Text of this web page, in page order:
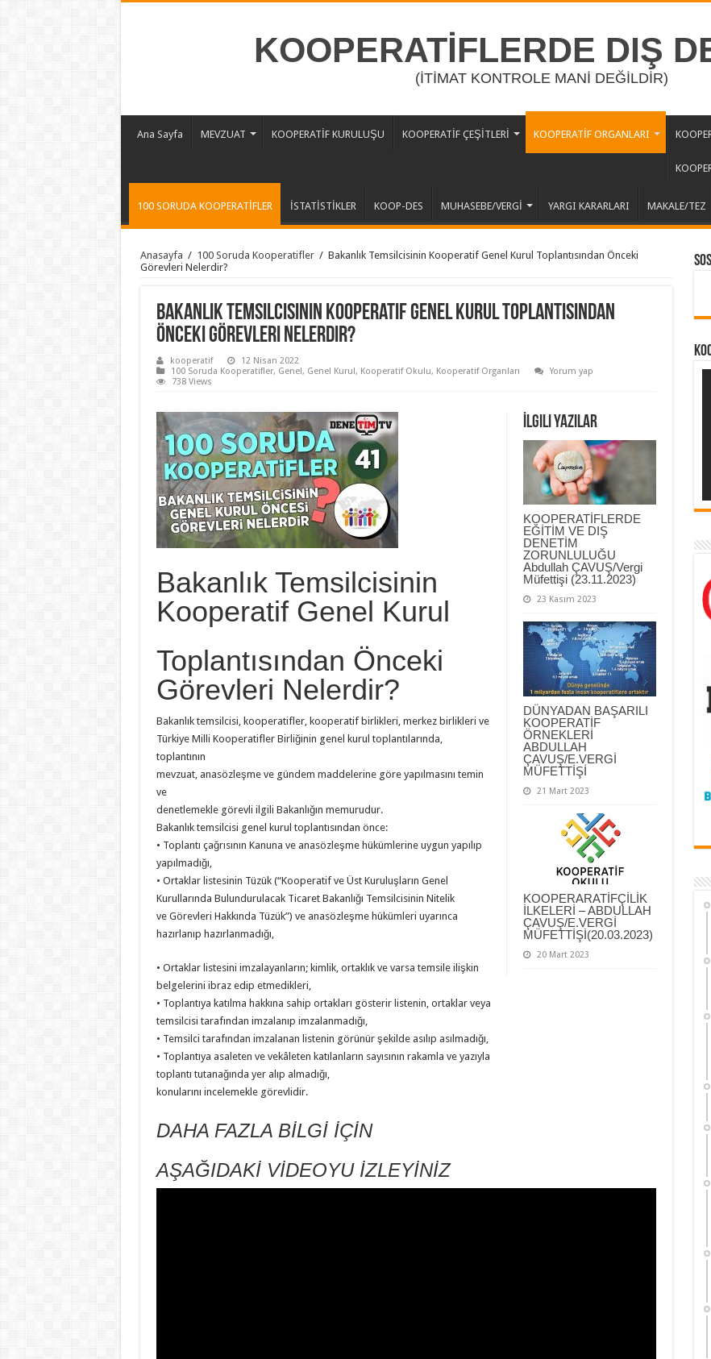
KOOPERATİFLERDE DIŞ
(İTİMAT KONTROLE MANİ DEĞİLDİR)
Ana Sayfa MEVZUAT KOOPERATİF KURULUŞU KOOPERATİF ÇEŞİTLERİ KOOPERATİF ORGANLARI
100 SORUDA KOOPERATİFLER İSTATİSTİKLER KOOP-DES MUHASEBE/VERGİ YARGI KARARLARI MAKALE/TEZ
Anasayfa / 100 Soruda Kooperatifler / Bakanlık Temsilcisinin Kooperatif Genel Kurul Toplantısından Önceki
Görevleri Nelerdir?
Bakanlık Temsilcisinin Kooperatif Genel Kurul Toplantısından
Önceki Görevleri Nelerdir?
kooperatif
12 Nisan 2022
100 Soruda Kooperatifler, Genel, Genel Kurul, Kooperatif Okulu, Kooperatif Organları
Yorum yap
738 Views
İlgili Yazılar
KOOPERATİFLERDE
EĞİTİM VE DIŞ
DENETİM
ZORUNLULUĞU
Abdullah ÇAVUŞ/Vergi
Müfettişi (23.11.2023)
23 Kasım 2023
DÜNYADAN BAŞARILI
KOOPERATİF
ÖRNEKLERİ
ABDULLAH
ÇAVUŞ/E.VERGİ
MÜFETTİŞİ
21 Mart 2023
KOOPERARATİFÇİLİK
İLKELERİ – ABDULLAH
ÇAVUŞ/E.VERGİ
MÜFETTİŞİ(20.03.2023)
20 Mart 2023
Bakanlık Temsilcisinin
Kooperatif Genel Kurul
Toplantısından Önceki
Görevleri Nelerdir?
Bakanlık temsilcisi, kooperatifler, kooperatif birlikleri, merkez birlikleri ve
Türkiye Milli Kooperatifler Birliğinin genel kurul toplantılarında,
toplantının
mevzuat, anasözleşme ve gündem maddelerine göre yapılmasını temin
ve
denetlemekle görevli ilgili Bakanlığın memurudur.
Bakanlık temsilcisi genel kurul toplantısından önce:
• Toplantı çağrısının Kanuna ve anasözleşme hükümlerine uygun yapılıp
yapılmadığı,
• Ortaklar listesinin Tüzük (“Kooperatif ve Üst Kuruluşların Genel
Kurullarında Bulundurulacak Ticaret Bakanlığı Temsilcisinin Nitelik
ve Görevleri Hakkında Tüzük”) ve anasözleşme hükümleri uyarınca
hazırlanıp hazırlanmadığı,
• Ortaklar listesini imzalayanların; kimlik, ortaklık ve varsa temsile ilişkin
belgelerini ibraz edip etmedikleri,
• Toplantıya katılma hakkına sahip ortakları gösterir listenin, ortaklar veya
temsilcisi tarafından imzalanıp imzalanmadığı,
• Temsilci tarafından imzalanan listenin görünür şekilde asılıp asılmadığı,
• Toplantıya asaleten ve vekâleten katılanların sayısının rakamla ve yazıyla
toplantı tutanağında yer alıp almadığı,
konularını incelemekle görevlidir.
DAHA FAZLA BİLGİ İÇİN
AŞAĞIDAKİ VİDEOYU İZLEYİNİZ